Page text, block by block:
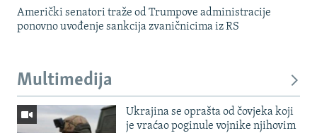
Američki senatori traže od Trumpove administracije
ponovno uvođenje sankcija zvaničnicima iz RS
Multimedija
Ukrajina se oprašta od čovjeka koji
je vraćao poginule vojnike njihovim